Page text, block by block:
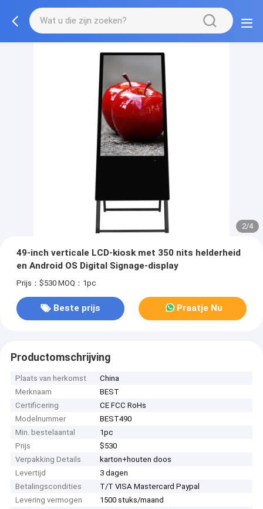
2/4
49-inch verticale LCD-kiosk met 350 nits helderheid
en Android OS Digital Signage-display
Prijs：$530 MOQ：1pc
Beste prijs Praatje Nu
Productomschrijving
Plaats van herkomst
China
Merknaam
BEST
Certificering
CE FCC RoHs
Modelnummer
BEST490
Min. bestelaantal
1pc
Prijs
$530
Verpakking Details
karton+houten doos
Levertijd
3 dagen
Betalingscondities
T/T VISA Mastercard Paypal
Levering vermogen
1500 stuks/maand